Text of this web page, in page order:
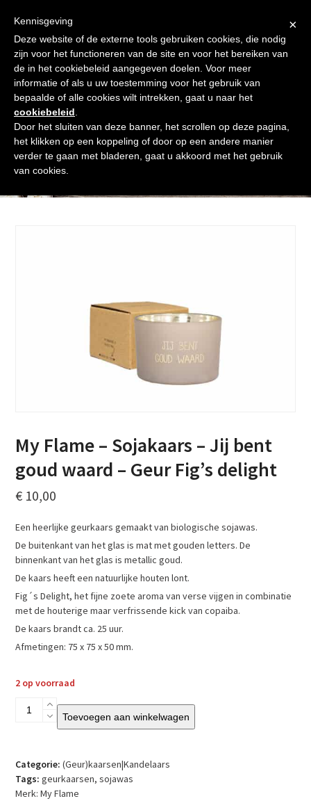
content
Afrekenen
Winkelmand Shop
Open
mobile
menu
Close
mobile
menu
Shop
My Flame – Sojakaars – Jij bent
goud waard – Geur Fig’s delight
€ 10,00
Een heerlijke geurkaars gemaakt van biologische sojawas.
De buitenkant van het glas is mat met gouden letters. De
binnenkant van het glas is metallic goud.
De kaars heeft een natuurlijke houten lont.
Fig´s Delight, het fijne zoete aroma van verse vijgen in combinatie
met de houterige maar verfrissende kick van copaiba.
De kaars brandt ca. 25 uur.
Afmetingen: 75 x 75 x 50 mm.
2 op voorraad
-
Jij
bent
Toevoegen aan winkelwagen
Categorie: (Geur)kaarsen|Kandelaars
Tags: geurkaarsen,sojawas
Merk:My Flame
×
Kennisgeving
Deze website of de externe tools gebruiken cookies, die nodig
zijn voor het functioneren van de site en voor het bereiken van
de in het cookiebeleid aangegeven doelen. Voor meer
informatie of als u uw toestemming voor het gebruik van
bepaalde of alle cookies wilt intrekken, gaat u naar het
cookiebeleid
Door het sluiten van deze banner, het scrollen op deze pagina,
het klikken op een koppeling of door op een andere manier
verder te gaan met bladeren, gaat u akkoord met het gebruik
van cookies.